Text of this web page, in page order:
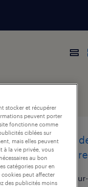
infirmier
laboratoire
vitry-
stocker et récupérer
peuvent porter
fonctionne comme
ciblées sur
mais elles peuvent
à la vie privée, vous
au bon
catégories pour en
peut affecter
des publicités moins